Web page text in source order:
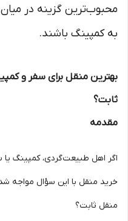
محبوب‌ترین گزینه در
به کمپینگ باشند.
بهترین منقل برای سفر و
ثابت؟
مقدمه
اگر اهل طبیعت‌گردی، کمپینگ یا
خرید منقل با این سؤال مواجه
منقل ثابت؟